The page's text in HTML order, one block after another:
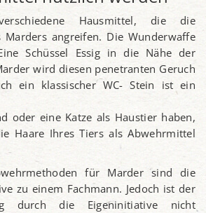
Hausmittel, die die
Marders angreifen. Die Wunderwaffe
Schüssel Essig in die Nähe der
wird diesen penetranten Geruch
ein klassischer WC- Stein ist ein
oder eine Katze als Haustier haben,
Haare Ihres Tiers als Abwehrmittel
für Marder sind die
zu einem Fachmann. Jedoch ist der
durch die Eigeninitiative nicht